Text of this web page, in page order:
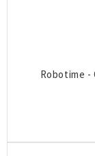
Robotime -